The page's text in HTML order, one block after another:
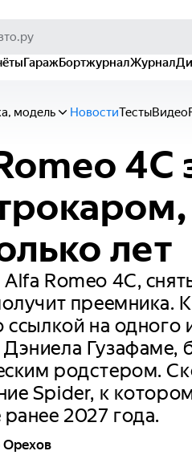
ГаражБортжурналЖурнал
модель НовостиТестыВидео
4C
лет
Romeo 4C,
преемника.
ссылкой на одного
Гузафаме,
родстером.
Spider, к
2027 года.
Орехов